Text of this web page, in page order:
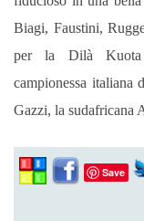
Biagi, Faustini,
perla Dilà Kuota
campionessa italiana
Gazzi, la sudafricana
Save